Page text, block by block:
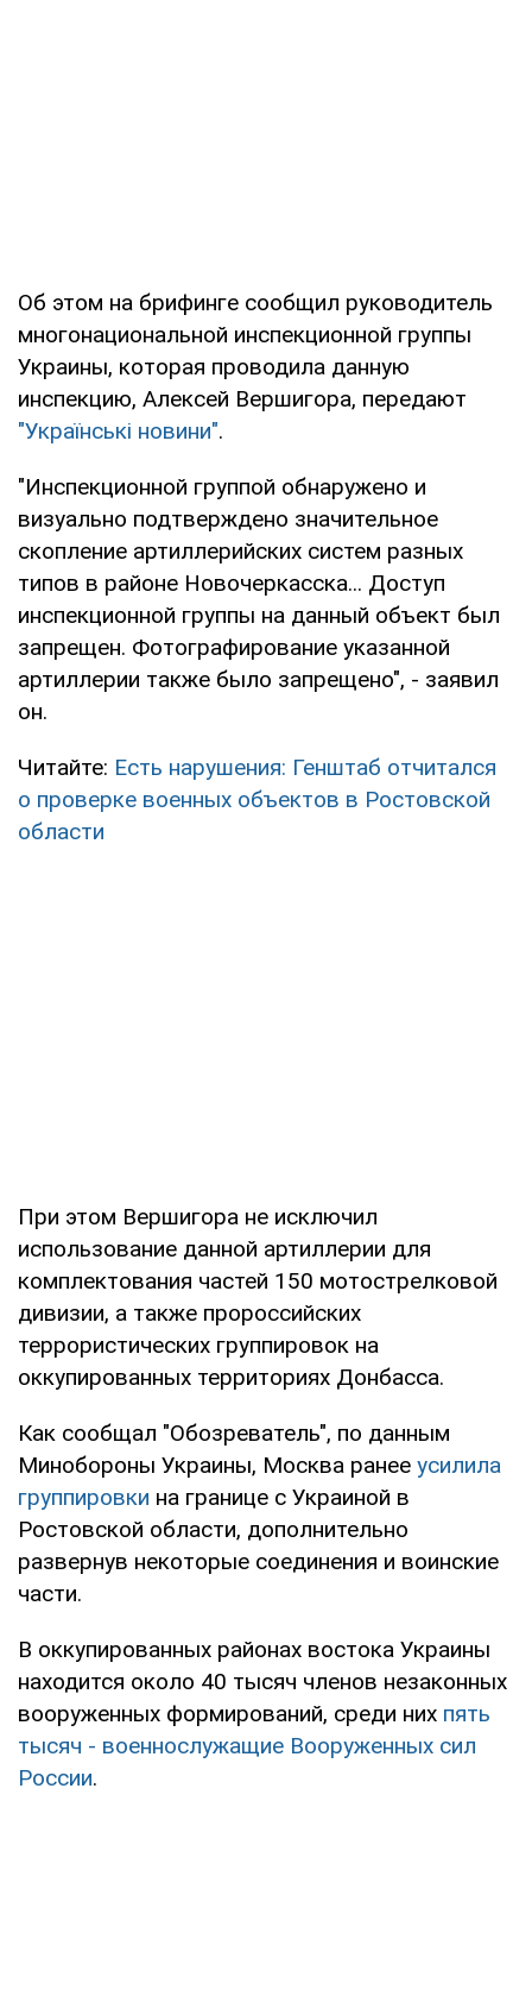
Об этом на брифинге сообщил руководитель
многонациональной инспекционной группы
Украины, которая проводила данную
инспекцию, Алексей Вершигора, передают
"Українські новини".
"Инспекционной группой обнаружено и
визуально подтверждено значительное
скопление артиллерийских систем разных
типов в районе Новочеркасска... Доступ
инспекционной группы на данный объект был
запрещен. Фотографирование указанной
артиллерии также было запрещено", - заявил
он.
Читайте: Есть нарушения: Генштаб отчитался
о проверке военных объектов в Ростовской
области
При этом Вершигора не исключил
использование данной артиллерии для
комплектования частей 150 мотострелковой
дивизии, а также пророссийских
террористических группировок на
оккупированных территориях Донбасса.
Как сообщал "Обозреватель", по данным
Минобороны Украины, Москва ранее усилила
группировки на границе с Украиной в
Ростовской области, дополнительно
развернув некоторые соединения и воинские
части.
В оккупированных районах востока Украины
находится около 40 тысяч членов незаконных
вооруженных формирований, среди них пять
тысяч - военнослужащие Вооруженных сил
России.